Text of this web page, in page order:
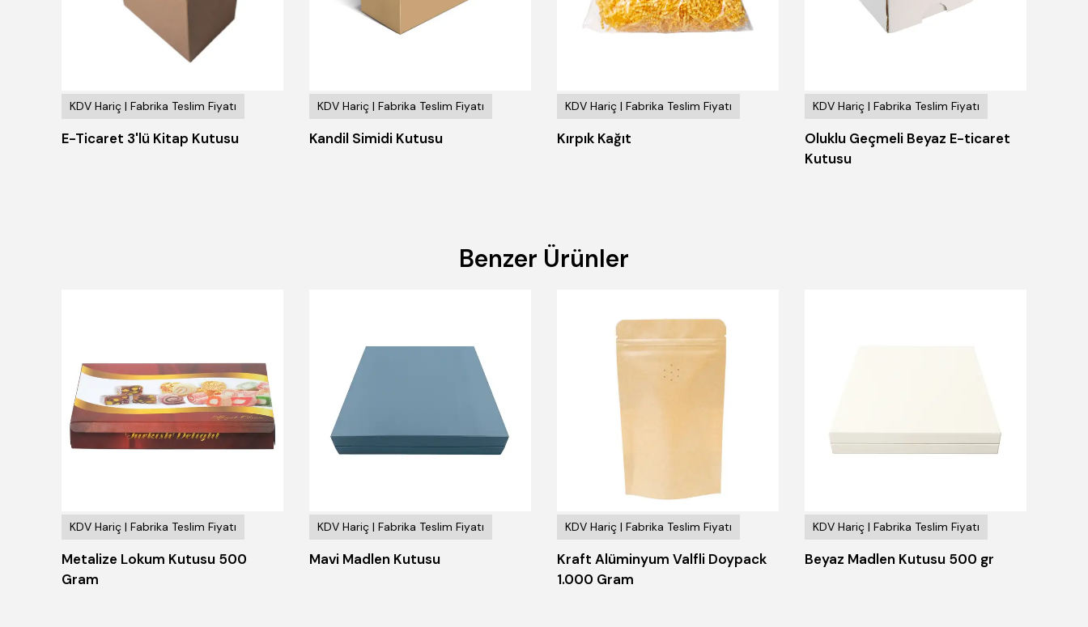
KDV Hariç | Fabrika Teslim Fiyatı
E-Ticaret 3'lü Kitap Kutusu
KDV Hariç | Fabrika Teslim Fiyatı
Kandil Simidi Kutusu
KDV Hariç | Fabrika Teslim Fiyatı
Kırpık Kağıt
KDV Hariç | Fabrika Teslim Fiyatı
Oluklu Geçmeli Beyaz E-ticaret
Kutusu
Benzer Ürünler
KDV Hariç | Fabrika Teslim Fiyatı
Metalize Lokum Kutusu 500
Gram
KDV Hariç | Fabrika Teslim Fiyatı
Mavi Madlen Kutusu
KDV Hariç | Fabrika Teslim Fiyatı
Kraft Alüminyum Valfli Doypack
1.000 Gram
KDV Hariç | Fabrika Teslim Fiyatı
Beyaz Madlen Kutusu 500 gr